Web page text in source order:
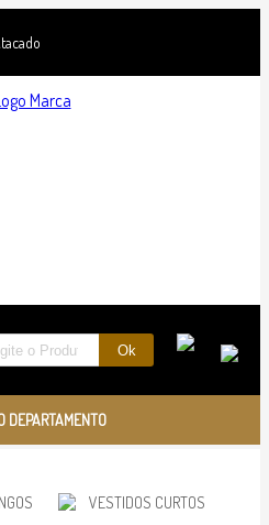
DEPARTAMENTO
VESTIDOS CURTOS